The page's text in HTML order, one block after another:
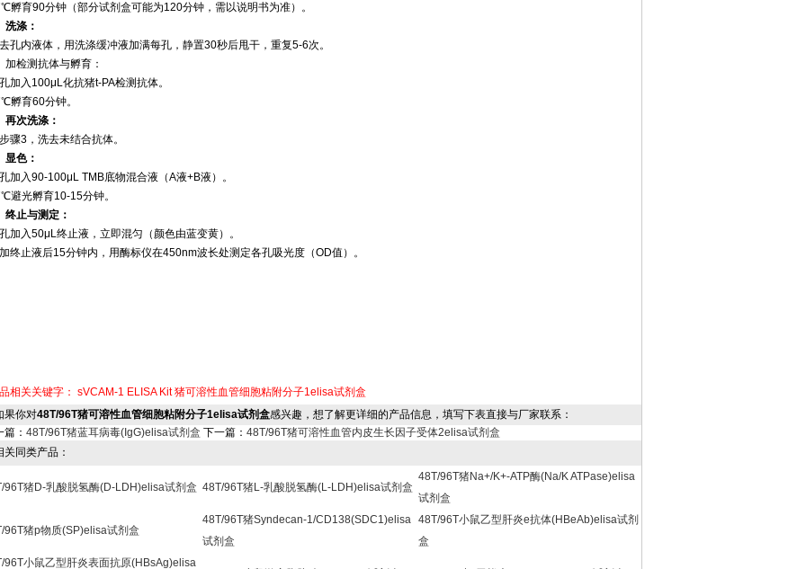
孵育90分钟（部分试剂盒可能为120分钟，需以说明书为准）。
洗涤‌：
孔内液体，用洗涤缓冲液加满每孔，静置30秒后甩干，重复5-6次。
加检测抗体与孵育‌：
加入100μL化抗猪t-PA检测抗体。
孵育60分钟。
再次洗涤‌：
骤3，洗去未结合抗体。
显色‌：
加入90-100μL TMB底物混合液（A液+B液）。
避光孵育10-15分钟。
终止与测定‌：
加入50μL终止液，立即混匀（颜色由蓝变黄）。
终止液后15分钟内，用酶标仪在450nm波长处测定各孔吸光度（OD值）。
相关关键字： sVCAM-1 ELISA Kit 猪可溶性血管细胞粘附分子1elisa试剂盒
你对48T/96T猪可溶性血管细胞粘附分子1elisa试剂盒感兴趣，想了解更详细的产品信息，填写下表直接与厂家联系：
篇： 48T/96T猪蓝耳病毒(IgG)elisa试剂盒 下一篇： 48T/96T猪可溶性血管内皮生长因子受体2elisa试剂盒
同类产品：
96T猪D-乳酸脱氢酶(D-LDH)elisa试剂盒 48T/96T猪L-乳酸脱氢酶(L-LDH)elisa试剂盒
48T/96T猪Na+/K+-ATP酶(Na/K ATPase)elisa
试剂盒
96T猪p物质(SP)elisa试剂盒
48T/96T猪Syndecan-1/CD138(SDC1)elisa
试剂盒
48T/96T小鼠乙型肝炎e抗体(HBeAb)elisa试剂
盒
96T小鼠乙型肝炎表面抗原(HBsAg)elisa